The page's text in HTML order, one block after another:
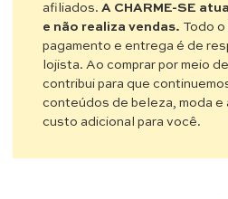
afiliados.A CHARME-SE
e não realiza vendas. Todo
pagamento e entrega é de
lojista. Ao comprar por meio
contribui para que
conteúdos de beleza, moda
custo adicional para você.